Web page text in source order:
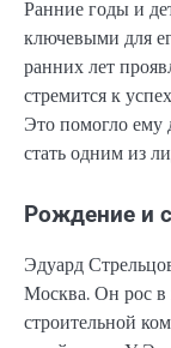
Ранние годы и
ключевыми для
ранних лет
стремится к
Это помогло ему
стать одним из
Рождение и
Эдуард
Москва. Он рос в
строительной